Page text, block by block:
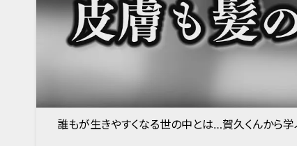
誰もが生きやすくなる世の中とは…賀久くんから